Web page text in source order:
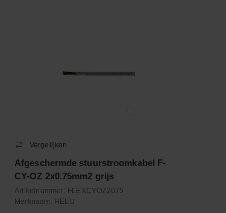
Vergelijken
Afgeschermde stuurstroomkabel F-
CY-OZ 2x0.75mm2 grijs
Artikelnummer: FLEXCYOZ2075
Merknaam: HELU